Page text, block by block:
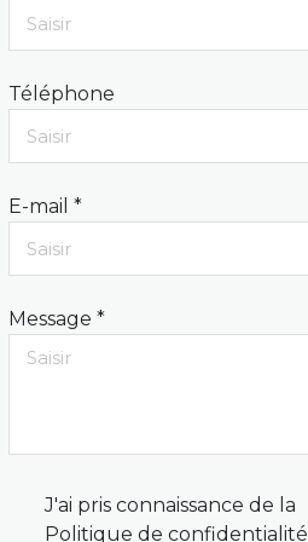
Téléphone
E-mail *
Message *
J'ai pris connaissance de la
Politique de confidentialité